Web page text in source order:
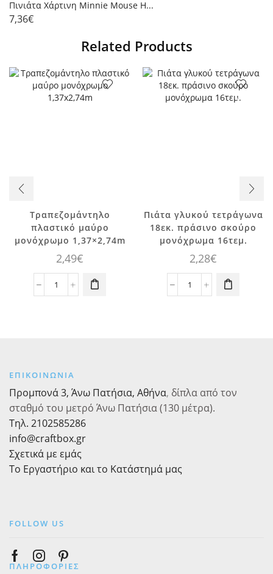
Πινιάτα Χάρτινη Minnie Mouse H...
7,36€
Related Products
Τραπεζομάντηλο
πλαστικό μαύρο
μονόχρωμο 1,37×2,74m
2,49€
Τραπεζομάντηλο
Πιάτα γλυκού τετράγωνα
18εκ. πράσινο σκούρο
μονόχρωμα 16τεμ.
2,28€
Πιάτα
ποσότητα
ΕΠΙΚΟΙΝΩΝΙΑ
Προμπονά 3, Άνω Πατήσια, Αθήνα, δίπλα από τον
σταθμό του μετρό Άνω Πατήσια (130 μέτρα).
Τηλ. 2102585286
info@craftbox.gr
Σχετικά με εμάς
Το Εργαστήριο και το Κατάστημά μας
FOLLOW US
Facebook
Instagram
Pinterest
ΠΛΗΡΟΦΟΡΙΕΣ